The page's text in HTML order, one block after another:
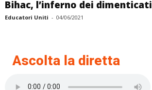
Bihac, l’inferno dei dimenticati
Educatori Uniti - 04/06/2021
Ascolta la diretta